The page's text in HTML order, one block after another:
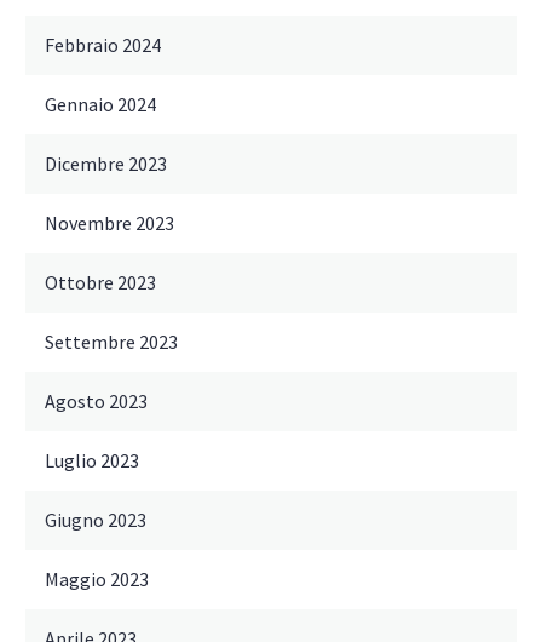
Febbraio 2024
Gennaio 2024
Dicembre 2023
Novembre 2023
Ottobre 2023
Settembre 2023
Agosto 2023
Luglio 2023
Giugno 2023
Maggio 2023